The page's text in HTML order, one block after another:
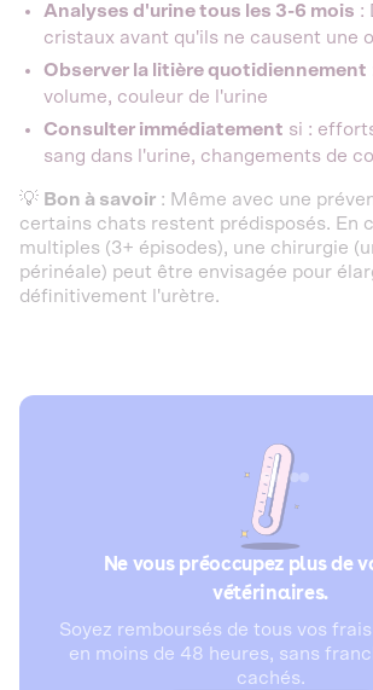
Analyses d'urine tous les 3-6 mois :
cristaux avant qu'ils ne causent une
Observer la litière quotidiennement
volume, couleur de l'urine
Consulter immédiatement si :
sang dans l'urine, changements de
💡 Bon à savoir : Même avec une
certains chats restent prédisposés. En
multiples (3+ épisodes), une chirurgie
périnéale) peut être envisagée pour
définitivement l'urètre.
Ne vous préoccupez plus de
vétérinaires.
Soyez remboursés de tous vos
en moins de 48 heures, sans
cachés.